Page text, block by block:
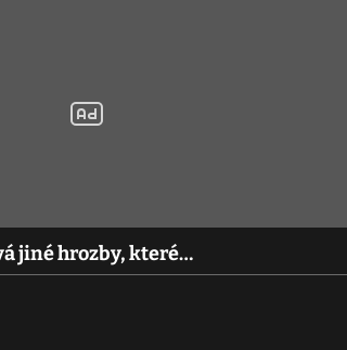
jiné hrozby, které…